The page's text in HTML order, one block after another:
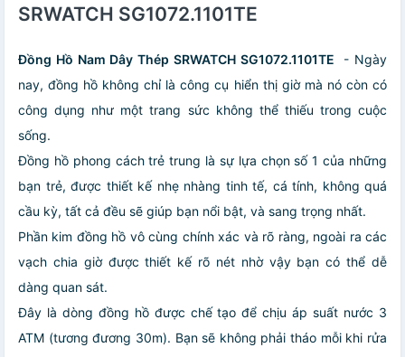
SRWATCH SG1072.1101TE
Đồng Hồ Nam Dây Thép SRWATCH SG1072.1101TE
- Ngày
nay, đồng hồ không chỉ là công cụ hiển thị giờ mà nó còn có
công dụng như một trang sức không thể thiếu trong cuộc
sống.
Đồng hồ phong cách trẻ trung là sự lựa chọn số 1 của những
bạn trẻ, được thiết kế nhẹ nhàng tinh tế, cá tính, không quá
cầu kỳ, tất cả đều sẽ giúp bạn nổi bật, và sang trọng nhất.
Phần kim đồng hồ vô cùng chính xác và rõ ràng, ngoài ra các
vạch chia giờ được thiết kế rõ nét nhờ vậy bạn có thể dễ
dàng quan sát.
Đây là dòng đồng hồ được chế tạo để chịu áp suất nước 3
ATM (tương đương 30m). Bạn sẽ không phải tháo mỗi khi rửa